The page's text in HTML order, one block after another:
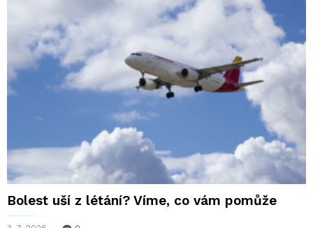
Bolest uší z létání? Víme, co vám pomůže